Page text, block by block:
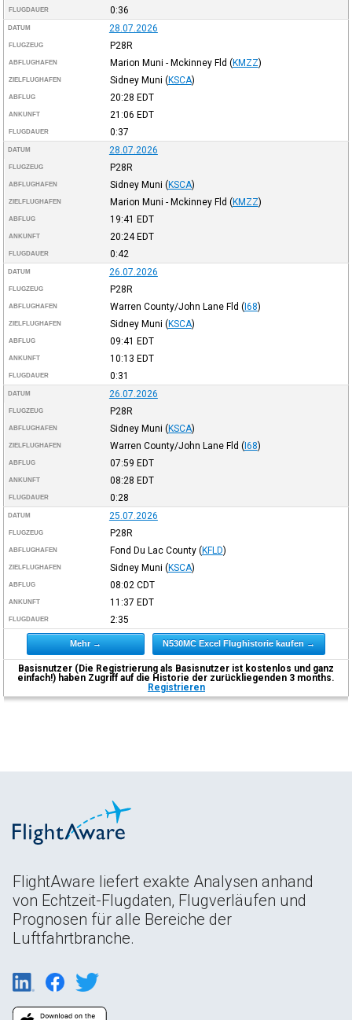
FLUGDAUER 0:36
DATUM 28.07.2026
FLUGZEUG P28R
ABFLUGHAFEN Marion Muni - Mckinney Fld (KMZZ)
ZIELFLUGHAFEN Sidney Muni (KSCA)
ABFLUG 20:28 EDT
ANKUNFT 21:06 EDT
FLUGDAUER 0:37
DATUM 28.07.2026
FLUGZEUG P28R
ABFLUGHAFEN Sidney Muni (KSCA)
ZIELFLUGHAFEN Marion Muni - Mckinney Fld (KMZZ)
ABFLUG 19:41 EDT
ANKUNFT 20:24EDT
FLUGDAUER 0:42
DATUM 26.07.2026
FLUGZEUG P28R
ABFLUGHAFEN Warren County/John Lane Fld (I68)
ZIELFLUGHAFEN Sidney Muni (KSCA)
ABFLUG 09:41 EDT
ANKUNFT 10:13 EDT
FLUGDAUER 0:31
DATUM 26.07.2026
FLUGZEUG P28R
ABFLUGHAFEN Sidney Muni (KSCA)
ZIELFLUGHAFEN Warren County/John Lane Fld (I68)
ABFLUG 07:59 EDT
ANKUNFT 08:28 EDT
FLUGDAUER 0:28
DATUM 25.07.2026
FLUGZEUG P28R
ABFLUGHAFEN Fond Du Lac County (KFLD)
ZIELFLUGHAFEN Sidney Muni (KSCA)
ABFLUG 08:02 CDT
ANKUNFT 11:37 EDT
FLUGDAUER 2:35
Mehr → N530MC Excel Flughistorie kaufen →
Basisnutzer (Die Registrierung als Basisnutzer ist kostenlos und ganz
einfach!) haben Zugriff auf die Historie der zurückliegenden 3 months.
Registrieren
FlightAware liefert exakte Analysen anhand
von Echtzeit-Flugdaten, Flugverläufen und
Prognosen für alle Bereiche der
Luftfahrtbranche.